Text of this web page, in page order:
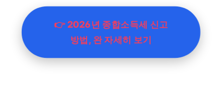
👉 2026년 종합소득세 신고
방법, 완 자세히 보기